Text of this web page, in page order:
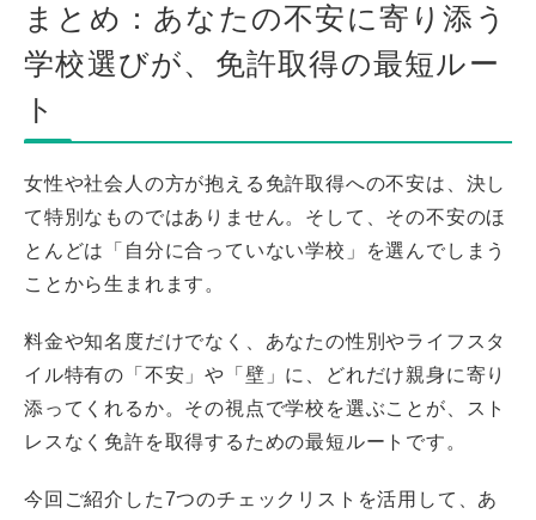
まとめ：あなたの不安に寄り添う
学校選びが、免許取得の最短ルー
ト
女性や社会人の方が抱える免許取得への不安は、決し
て特別なものではありません。そして、その不安のほ
とんどは「自分に合っていない学校」を選んでしまう
ことから生まれます。
料金や知名度だけでなく、あなたの性別やライフスタ
イル特有の「不安」や「壁」に、どれだけ親身に寄り
添ってくれるか。その視点で学校を選ぶことが、スト
レスなく免許を取得するための最短ルートです。
今回ご紹介した7つのチェックリストを活用して、あ